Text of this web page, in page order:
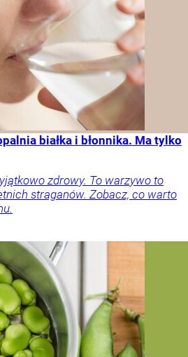
białka i błonnika. Ma tylko
zdrowy. To warzywo to
straganów. Zobacz, co warto